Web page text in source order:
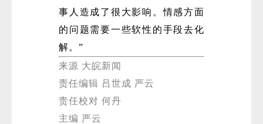
事人造成了很大影响。情感方面
的问题需要一些软性的手段去化
解。”
来源 大皖新闻
责任编辑 吕世成 严云
责任校对 何丹
主编 严云